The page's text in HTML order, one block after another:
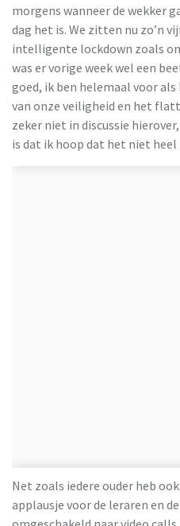
morgens wanneer de wekker
dag het is. We zitten nu zo’n
intelligente lockdown zoals
was er vorige week wel een
goed, ik ben helemaal voor
van onze veiligheid en het
zeker niet in discussie
is dat ik hoop dat het niet
Net zoals iedere ouder heb
applausje voor de leraren en